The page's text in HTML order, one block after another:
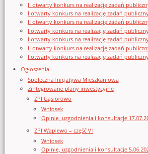
II otwarty konkurs na realizację zadań
I otwarty konkurs na realizację zadań
II otwarty konkurs na realizację zadań
I otwarty konkurs na realizację zadań
I otwarty konkurs na realizację zadań
II otwarty konkurs na realizację zadań
I otwarty konkurs na realizację zadań
Ogłoszenia
Społeczna Inicjatywa Mieszkaniowa
Zintegrowane plany inwestycyjne
ZPI Gąsiorowo
Wniosek
Opinie, uzgodnienia i konsultacje
ZPI Waplewo – część VI
Wniosek
Opinie, uzgodnienia i konsultacje